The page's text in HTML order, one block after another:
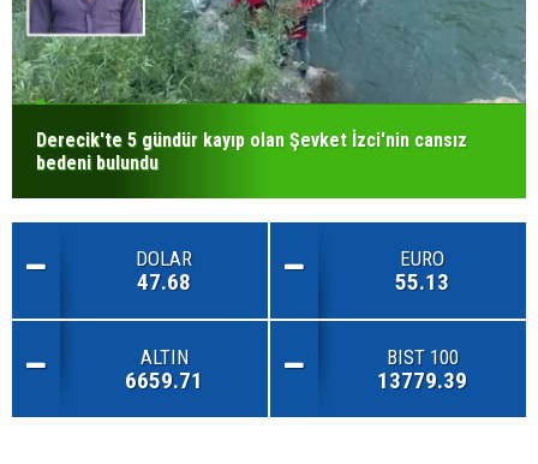
Derecik'te 5 gündür kayıp olan Şevket İzci'nin cansız
bedeni bulundu
DOLAR
47.68
EURO
55.13
ALTIN
6659.71
BIST 100
13779.39